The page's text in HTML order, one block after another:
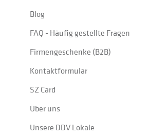
Blog
FAQ - Häufig gestellte Fragen
Firmengeschenke (B2B)
Kontaktformular
SZ Card
Über uns
Unsere DDV Lokale